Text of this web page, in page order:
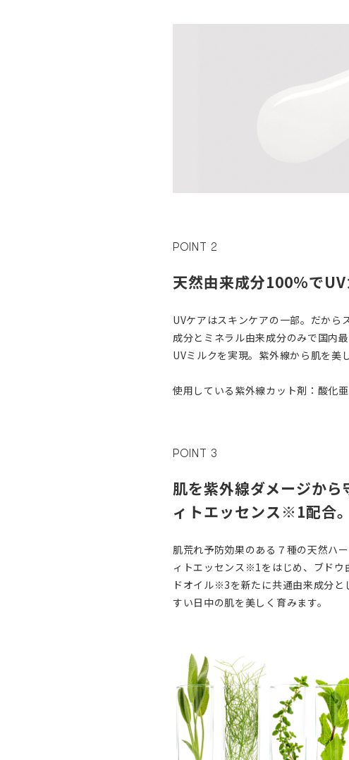
POINT 2
天然由来成分100％でUV
UVケアはスキンケアの一部。だから
成分とミネラル由来成分のみで国内
UVミルクを実現。紫外線から肌を美
使用している紫外線カット剤：酸化
POINT 3
肌を紫外線ダメージから
ィトエッセンス※1配合。
肌荒れ予防効果のある７種の天然ハ
ィトエッセンス※1をはじめ、ブド
ドオイル※3を新たに共通由来成分と
すい日中の肌を美しく育みます。